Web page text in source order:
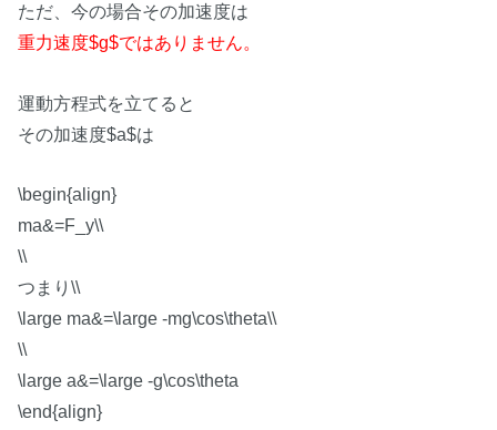
ただ、今の場合その加速度は
重力速度$g$ではありません。
運動方程式を立てると
その加速度$a$は
\begin{align}
ma&=F_y\\
\\
つまり\\
\large ma&=\large -mg\cos\theta\\
\\
\large a&=\large -g\cos\theta
\end{align}